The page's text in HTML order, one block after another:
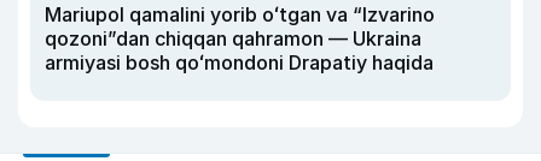
Mariupol qamalini yorib oʻtgan va “Izvarino
qozoni”dan chiqqan qahramon — Ukraina
armiyasi bosh qoʻmondoni Drapatiy haqida